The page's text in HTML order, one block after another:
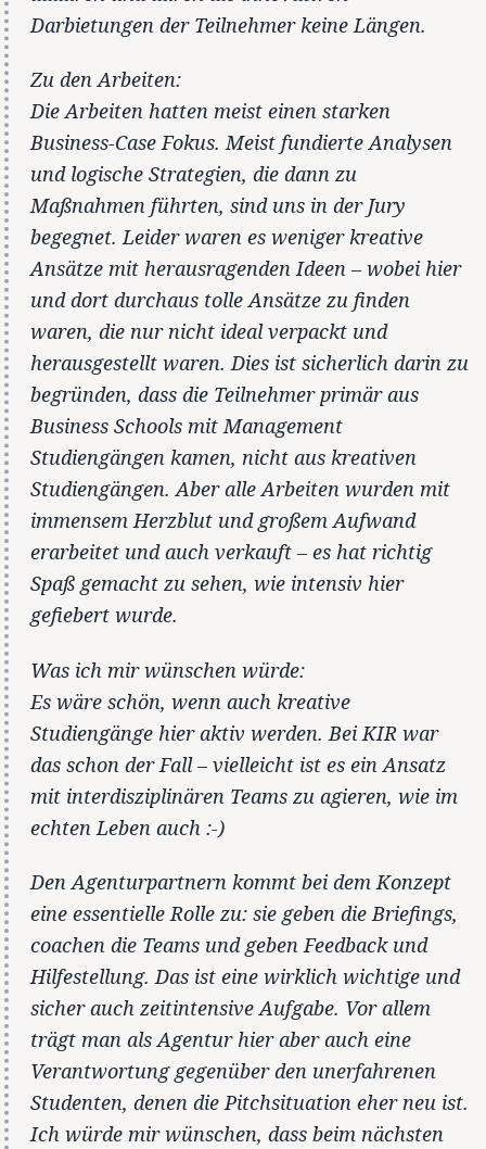
Darbietungen der Teilnehmer keine Längen.
Zu den Arbeiten:
Die Arbeiten hatten meist einen starken
Business-Case Fokus. Meist fundierte Analysen
und logische Strategien, die dann zu
Maßnahmen führten, sind uns in der Jury
begegnet. Leider waren es weniger kreative
Ansätze mit herausragenden Ideen – wobei hier
und dort durchaus tolle Ansätze zu finden
waren, die nur nicht ideal verpackt und
herausgestellt waren. Dies ist sicherlich darin zu
begründen, dass die Teilnehmer primär aus
Business Schools mit Management
Studiengängen kamen, nicht aus kreativen
Studiengängen. Aber alle Arbeiten wurden mit
immensem Herzblut und großem Aufwand
erarbeitet und auch verkauft – es hat richtig
Spaß gemacht zu sehen, wie intensiv hier
gefiebert wurde.
Was ich mir wünschen würde:
Es wäre schön, wenn auch kreative
Studiengänge hier aktiv werden. Bei KIR war
das schon der Fall – vielleicht ist es ein Ansatz
mit interdisziplinären Teams zu agieren, wie im
echten Leben auch :-)
Den Agenturpartnern kommt bei dem Konzept
eine essentielle Rolle zu: sie geben die Briefings,
coachen die Teams und geben Feedback und
Hilfestellung. Das ist eine wirklich wichtige und
sicher auch zeitintensive Aufgabe. Vor allem
trägt man als Agentur hier aber auch eine
Verantwortung gegenüber den unerfahrenen
Studenten, denen die Pitchsituation eher neu ist.
Ich würde mir wünschen, dass beim nächsten